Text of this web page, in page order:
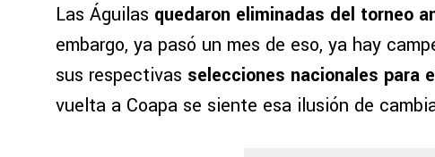
Las Águilas quedaron eliminadas del torneo
embargo, ya pasó un mes de eso, ya hay
sus respectivas selecciones nacionales para
vuelta a Coapa se siente esa ilusión de